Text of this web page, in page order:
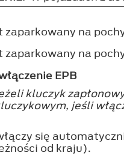
zaparkowany na
zaparkowany na
EPB
kluczyk
jeśli
się
od kraju).